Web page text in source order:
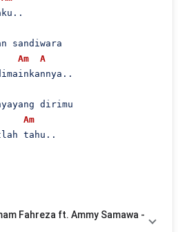
sandiwara
Am
A
dirimu
Am
tahu..
Fahreza ft. Ammy Samawa -